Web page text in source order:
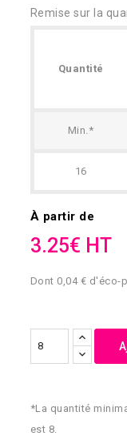
Remise sur la
Quantité
Min.*
16
À partir de
3.25€ HT
Dont 0,04 € d'éco-
*La quantité
est 8.